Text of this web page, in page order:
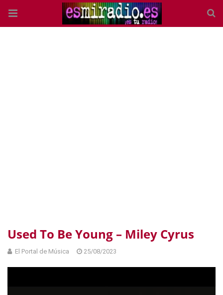
Used To Be Young – Miley Cyrus
El Portal de Música 25/08/2023